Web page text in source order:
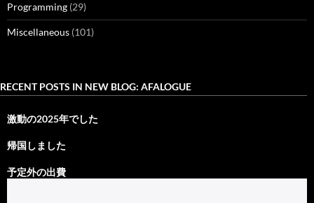
Programming (29)
Miscellaneous (101)
RECENT POSTS IN NEW BLOG: AFALOGUE
激動の2025年でした
帰国しました
予定外の出費